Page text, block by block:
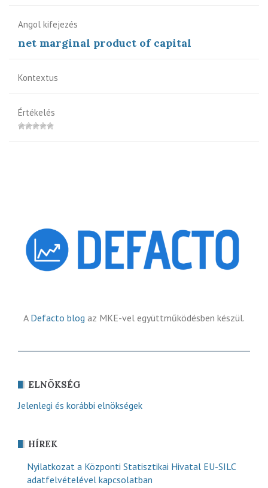
Angol kifejezés
net marginal product of capital
Kontextus
Értékelés
A Defacto blog az MKE-vel együttműködésben készül.
ELNÖKSÉG
Jelenlegi és korábbi elnökségek
HÍREK
Nyilatkozat a Központi Statisztikai Hivatal EU-SILC
adatfelvételével kapcsolatban